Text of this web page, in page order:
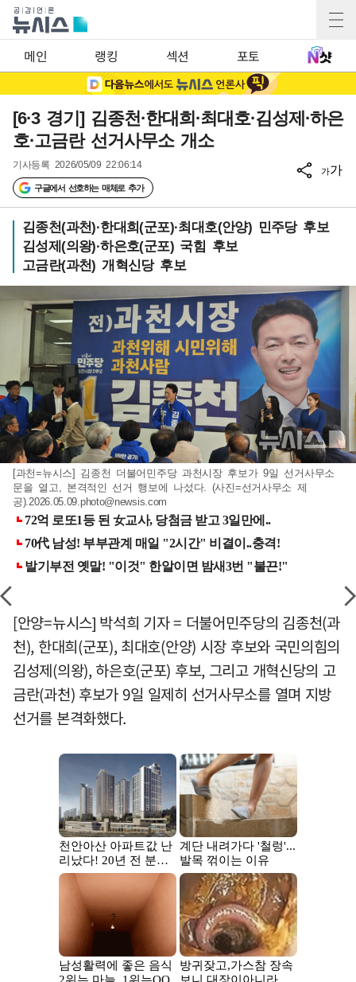
메인 랭킹 섹션 포토
[6·3 경기] 김종천·한대희·최대호·김성제·하은
호·고금란 선거사무소 개소
기사등록 2026/05/09 22:06:14
구글에서 선호하는 매체로 추가
가가
김종천(과천)·한대희(군포)·최대호(안양) 민주당 후보
김성제(의왕)·하은호(군포) 국힘 후보
고금란(과천) 개혁신당 후보
[과천=뉴시스] 김종천 더불어민주당 과천시장 후보가 9일 선거사무소
문을 열고, 본격적인 선거 행보에 나섰다. (사진=선거사무소 제
공).2026.05.09.photo@newsis.com
[안양=뉴시스] 박석희 기자 = 더불어민주당의 김종천(과
천), 한대희(군포), 최대호(안양) 시장 후보와 국민의힘의
김성제(의왕), 하은호(군포) 후보, 그리고 개혁신당의 고
금란(과천) 후보가 9일 일제히 선거사무소를 열며 지방
선거를 본격화했다.